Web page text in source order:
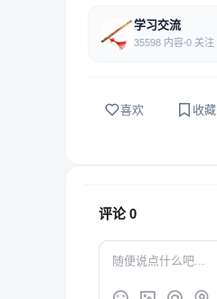
学习交流
35598 内容 0 关注
喜欢 收藏
评论0